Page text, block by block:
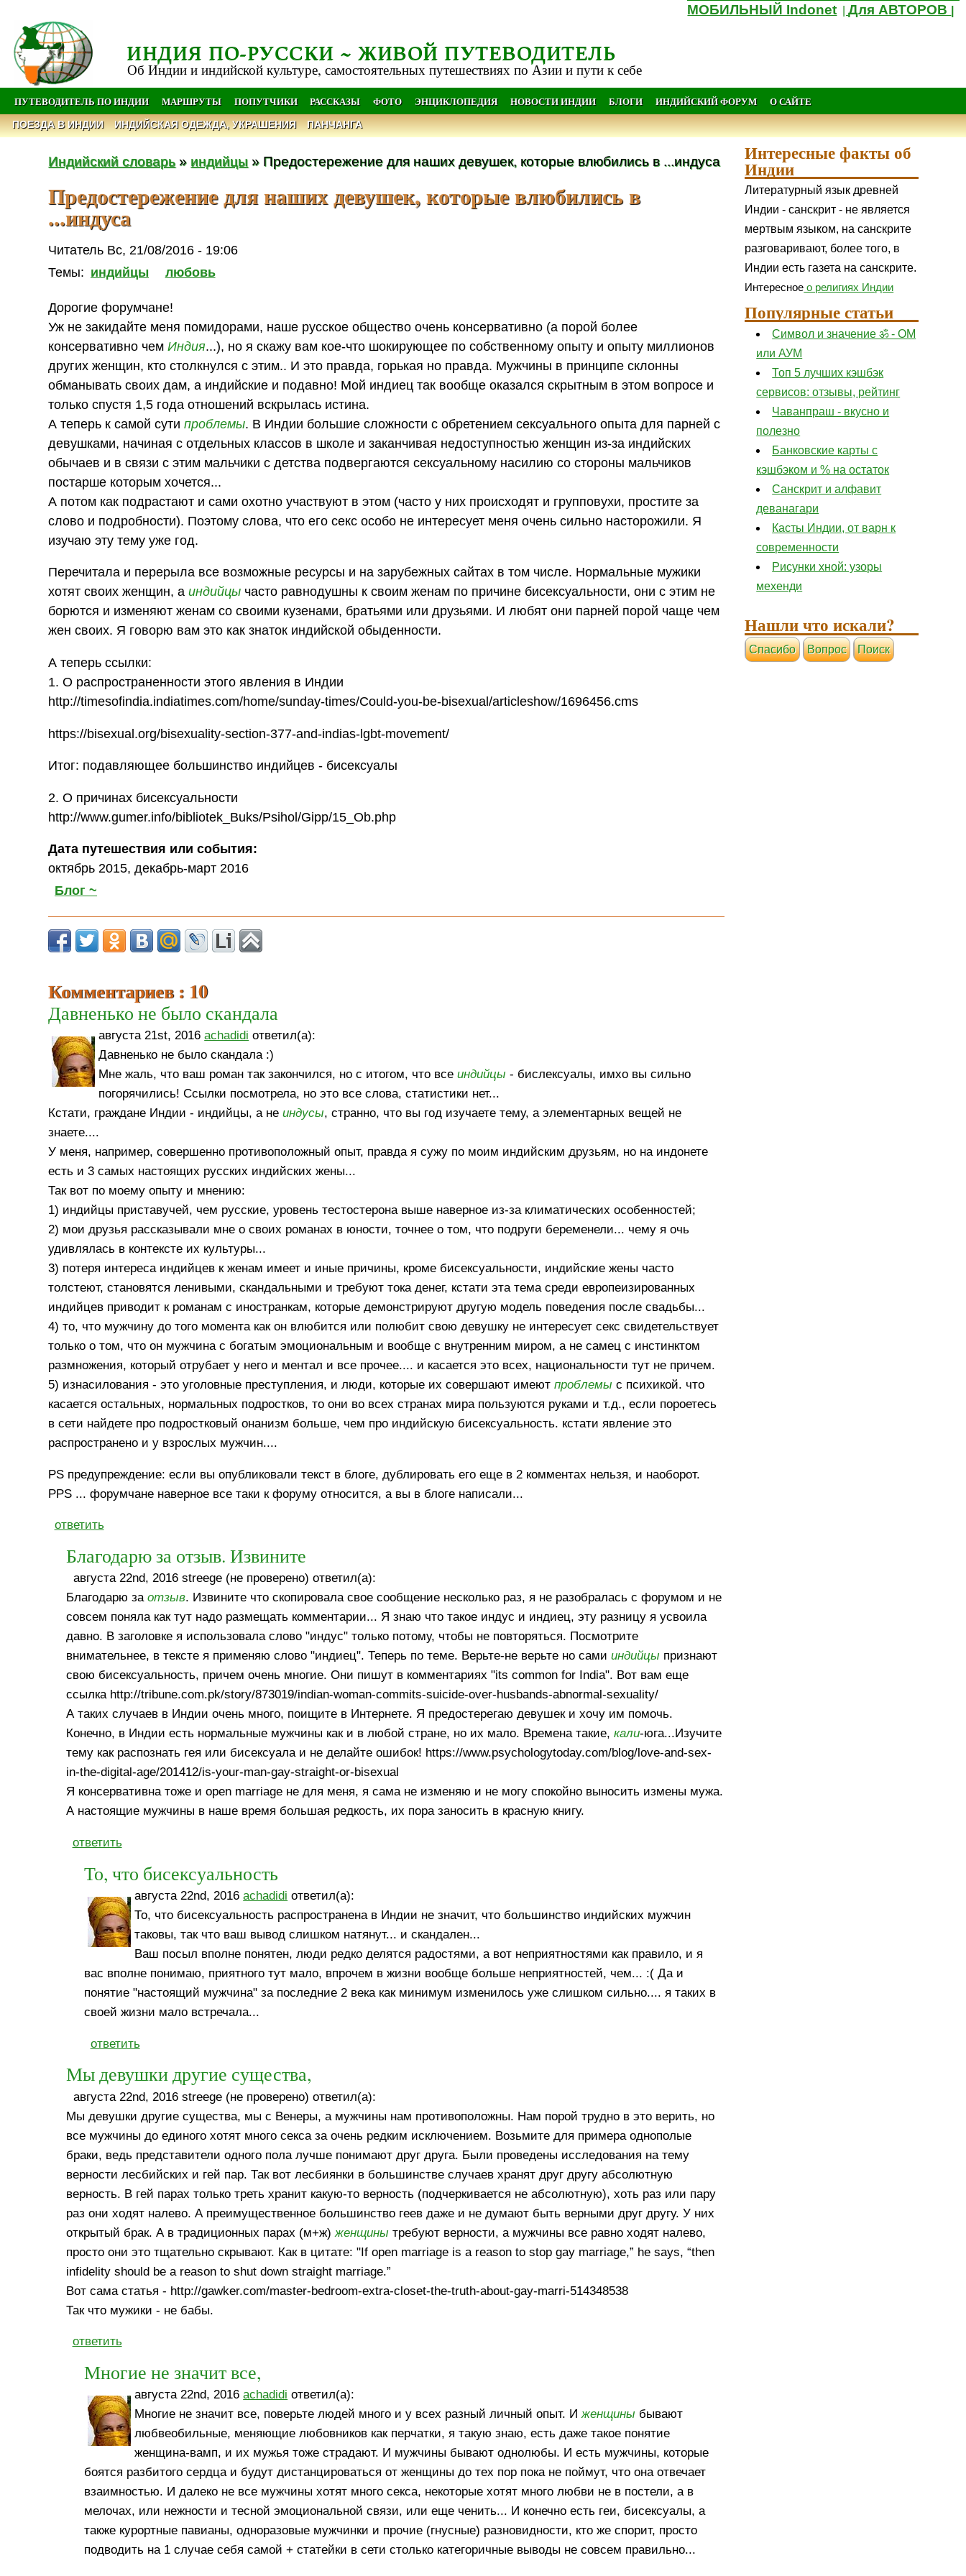
МОБИЛЬНЫЙ Indonet |Для АВТОРОВ
ИНДИЯ ПО-РУССКИ ~ ЖИВОЙ ПУТЕВОДИТЕЛЬ
Об Индии и индийской культуре, самостоятельных путешествиях по Азии и пути к себе
ПУТЕВОДИТЕЛЬ ПО ИНДИИ МАРШРУТЫ ПОПУТЧИКИ РАССКАЗЫ ФОТО ЭНЦИКЛОПЕДИЯ НОВОСТИ ИНДИИ БЛОГИ ИНДИЙСКИЙ ФОРУМ О САЙТЕ
ПОЕЗДА В ИНДИИ ИНДИЙСКАЯ ОДЕЖДА, УКРАШЕНИЯ ПАНЧАНГА
Индийский словарь» индийцы » Предостережение для наших девушек, которые влюбились в ...индуса
Предостережение для наших девушек, которые влюбились в
...индуса
Читатель Вс, 21/08/2016 - 19:06
Темы: индийцы любовь
Дорогие форумчане!
Уж не закидайте меня помидорами, наше русское общество очень консервативно (а порой более
консервативно чемИндия...), но я скажу вам кое-что шокирующее по собственному опыту и опыту миллионов
других женщин, кто столкнулся с этим.. И это правда, горькая но правда. Мужчины в принципе склонны
обманывать своих дам, а индийские и подавно! Мой индиец так вообще оказался скрытным в этом вопросе и
только спустя 1,5 года отношений вскрылась истина.
А теперь к самой сутипроблемы. В Индии большие сложности с обретением сексуального опыта для парней с
девушками, начиная с отдельных классов в школе и заканчивая недоступностью женщин из-за индийских
обычаев и в связи с этим мальчики с детства подвергаются сексуальному насилию со стороны мальчиков
постарше которым хочется...
А потом как подрастают и сами охотно участвуют в этом (часто у них происходят и групповухи, простите за
слово и подробности). Поэтому слова, что его секс особо не интересует меня очень сильно насторожили. Я
изучаю эту тему уже год.
Перечитала и перерыла все возможные ресурсы и на зарубежных сайтах в том числе. Нормальные мужики
хотят своих женщин, аиндийцы часто равнодушны к своим женам по причине бисексуальности, они с этим не
борются и изменяют женам со своими кузенами, братьями или друзьями. И любят они парней порой чаще чем
жен своих. Я говорю вам это как знаток индийской обыденности.
А теперь ссылки:
1. О распространенности этого явления в Индии
http://timesofindia.indiatimes.com/home/sunday-times/Could-you-be-bisexual/articleshow/1696456.cms
https://bisexual.org/bisexuality-section-377-and-indias-lgbt-movement/
Итог: подавляющее большинство индийцев - бисексуалы
2. О причинах бисексуальности
http://www.gumer.info/bibliotek_Buks/Psihol/Gipp/15_Ob.php
Дата путешествия или события:
октябрь 2015, декабрь-март 2016
Блог ~
Комментариев : 10
Давненько не было скандала
августа 21st, 2016achadidi ответил(а):
Давненько не было скандала :)
Мне жаль, что ваш роман так закончился, но с итогом, что всеиндийцы - бислексуалы, имхо вы сильно
погорячились! Ссылки посмотрела, но это все слова, статистики нет...
Кстати, граждане Индии - индийцы, а неиндусы, странно, что вы год изучаете тему, а элементарных вещей не
знаете....
У меня, например, совершенно противоположный опыт, правда я сужу по моим индийским друзьям, но на индонете
есть и 3 самых настоящих русских индийских жены...
Так вот по моему опыту и мнению:
1) индийцы приставучей, чем русские, уровень тестостерона выше наверное из-за климатических особенностей;
2) мои друзья рассказывали мне о своих романах в юности, точнее о том, что подруги беременели... чему я очь
удивлялась в контексте их культуры...
3) потеря интереса индийцев к женам имеет и иные причины, кроме бисексуальности, индийские жены часто
толстеют, становятся ленивыми, скандальными и требуют тока денег, кстати эта тема среди европеизированных
индийцев приводит к романам с иностранкам, которые демонстрируют другую модель поведения после свадьбы...
4) то, что мужчину до того момента как он влюбится или полюбит свою девушку не интересует секс свидетельствует
только о том, что он мужчина с богатым эмоциональным и вообще с внутренним миром, а не самец с инстинктом
размножения, который отрубает у него и ментал и все прочее.... и касается это всех, национальности тут не причем.
5) изнасилования - это уголовные преступления, и люди, которые их совершают имеютпроблемы с психикой. что
касается остальных, нормальных подростков, то они во всех странах мира пользуются руками и т.д., если пороетесь
в сети найдете про подростковый онанизм больше, чем про индийскую бисексуальность. кстати явление это
распространено и у взрослых мужчин....
PS предупреждение: если вы опубликовали текст в блоге, дублировать его еще в 2 комментах нельзя, и наоборот.
PPS ... форумчане наверное все таки к форуму относится, а вы в блоге написали...
ответить
Благодарю за отзыв. Извините
августа 22nd, 2016 streege (не проверено) ответил(а):
Благодарю заотзыв. Извините что скопировала свое сообщение несколько раз, я не разобралась с форумом и не
совсем поняла как тут надо размещать комментарии... Я знаю что такое индус и индиец, эту разницу я усвоила
давно. В заголовке я использовала слово "индус" только потому, чтобы не повторяться. Посмотрите
внимательнее, в тексте я применяю слово "индиец". Теперь по теме. Верьте-не верьте но самииндийцы признают
свою бисексуальность, причем очень многие. Они пишут в комментариях "its common for India". Вот вам еще
ссылка http://tribune.com.pk/story/873019/indian-woman-commits-suicide-over-husbands-abnormal-sexuality/
А таких случаев в Индии очень много, поищите в Интернете. Я предостерегаю девушек и хочу им помочь.
Конечно, в Индии есть нормальные мужчины как и в любой стране, но их мало. Времена такие,кали-юга...Изучите
тему как распознать гея или бисексуала и не делайте ошибок! https://www.psychologytoday.com/blog/love-and-sex-
in-the-digital-age/201412/is-your-man-gay-straight-or-bisexual
Я консервативна тоже и open marriage не для меня, я сама не изменяю и не могу спокойно выносить измены мужа.
А настоящие мужчины в наше время большая редкость, их пора заносить в красную книгу.
ответить
То, что бисексуальность
августа 22nd, 2016achadidi ответил(а):
То, что бисексуальность распространена в Индии не значит, что большинство индийских мужчин
таковы, так что ваш вывод слишком натянут... и скандален...
Ваш посыл вполне понятен, люди редко делятся радостями, а вот неприятностями как правило, и я
вас вполне понимаю, приятного тут мало, впрочем в жизни вообще больше неприятностей, чем... :( Да и
понятие "настоящий мужчина" за последние 2 века как минимум изменилось уже слишком сильно.... я таких в
своей жизни мало встречала...
ответить
Мы девушки другие существа,
августа 22nd, 2016 streege (не проверено) ответил(а):
Мы девушки другие существа, мы с Венеры, а мужчины нам противоположны. Нам порой трудно в это верить, но
все мужчины до единого хотят много секса за очень редким исключением. Возьмите для примера однополые
браки, ведь представители одного пола лучше понимают друг друга. Были проведены исследования на тему
верности лесбийских и гей пар. Так вот лесбиянки в большинстве случаев хранят друг другу абсолютную
верность. В гей парах только треть хранит какую-то верность (подчеркивается не абсолютную), хоть раз или пару
раз они ходят налево. А преимущественное большинство геев даже и не думают быть верными друг другу. У них
открытый брак. А в традиционных парах (м+ж)женщины требуют верности, а мужчины все равно ходят налево,
просто они это тщательно скрывают. Как в цитате: "If open marriage is a reason to stop gay marriage,” he says, “then
infidelity should be a reason to shut down straight marriage.”
Вот сама статья - http://gawker.com/master-bedroom-extra-closet-the-truth-about-gay-marri-514348538
Так что мужики - не бабы.
ответить
Многие не значит все,
августа 22nd, 2016achadidi ответил(а):
Многие не значит все, поверьте людей много и у всех разный личный опыт. Иженщины бывают
любвеобильные, меняющие любовников как перчатки, я такую знаю, есть даже такое понятие
женщина-вамп, и их мужья тоже страдают. И мужчины бывают однолюбы. И есть мужчины, которые
боятся разбитого сердца и будут дистанцироваться от женщины до тех пор пока не поймут, что она отвечает
взаимностью. И далеко не все мужчины хотят много секса, некоторые хотят много любви не в постели, а в
мелочах, или нежности и тесной эмоциональной связи, или еще ченить... И конечно есть геи, бисексуалы, а
также курортные павианы, одноразовые мужчинки и прочие (гнусные) разновидности, кто же спорит, просто
подводить на 1 случае себя самой + статейки в сети столько категоричные выводы не совсем правильно...
Интересные факты об
Индии
Литературный язык древней
Индии - санскрит - не является
мертвым языком, на санскрите
разговаривают, более того, в
Индии есть газета на санскрите.
Интересное о религиях Индии
Популярные статьи
Символ и значение ॐ - ОМ
или АУМ
Топ 5 лучших кэшбэк
сервисов: отзывы, рейтинг
Чаванпраш - вкусно и
полезно
Банковские карты с
кэшбэком и % на остаток
Санскрит и алфавит
деванагари
Касты Индии, от варн к
современности
Рисунки хной: узоры
мехенди
Нашли что искали?
Cпасибо Вопрос Поиск